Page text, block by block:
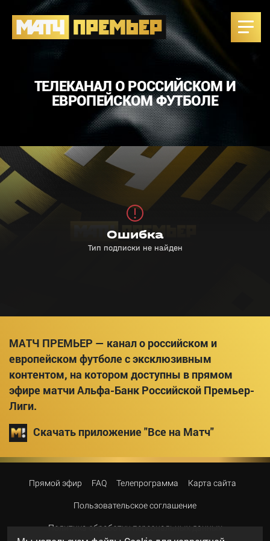
ТЕЛЕКАНАЛ О РОССИЙСКОМ И
ЕВРОПЕЙСКОМ ФУТБОЛЕ
МАТЧ ПРЕМЬЕР — канал о российском и
европейском футболе с эксклюзивным
контентом, на котором доступны в прямом
эфире матчи Альфа-Банк Российской Премьер-
Лиги.
Скачать приложение "Все на Матч"
Прямой эфир FAQ Телепрограмма Карта сайта
Пользовательское соглашение
Политика обработки персональных данных